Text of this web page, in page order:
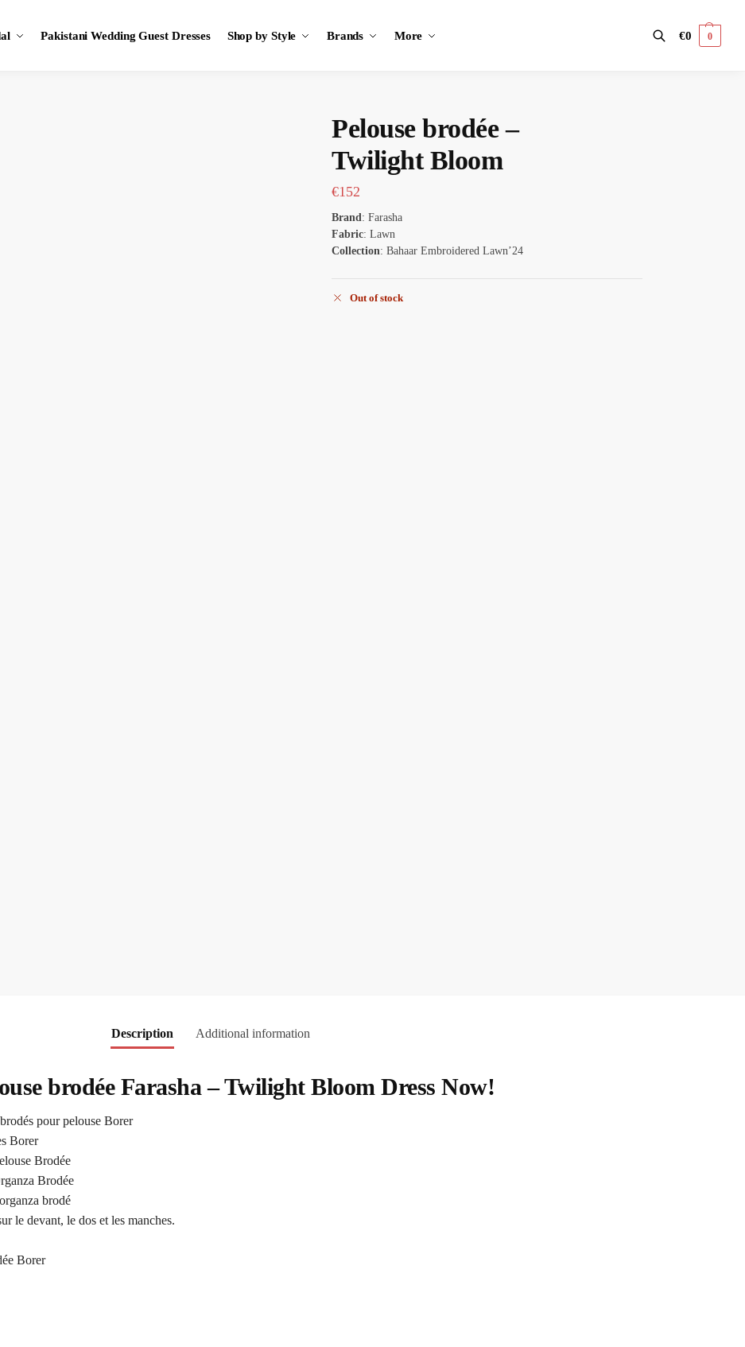
Pakistani Wedding Guest Dresses Shop by Style Brands More €0 0
Pelouse brodée –
Twilight Bloom
€152
Brand: Farasha
Fabric: Lawn
Collection: Bahaar Embroidered Lawn’24
Out of stock
Description Additional information
brodée Farasha – Twilight Bloom Dress Now!
pour pelouse Borer
Borer
Brodée
Brodée
brodé
le devant, le dos et les manches.
Borer